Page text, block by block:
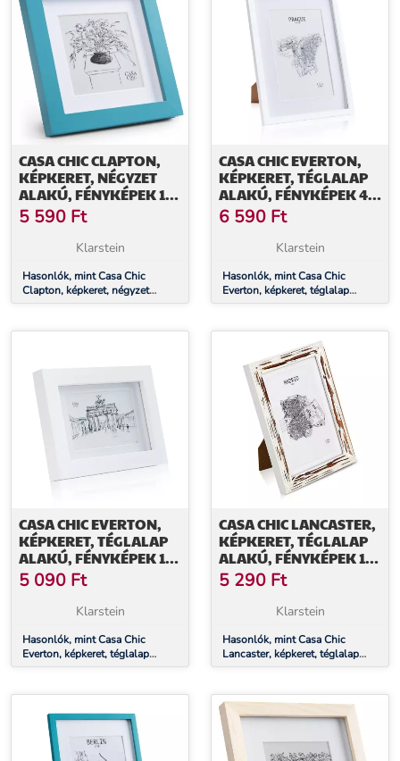
CASA CHIC CLAPTON,
KÉPKERET, NÉGYZET
ALAKÚ, FÉNYKÉPEK 15
X 15 CM, PASZPARTU,
ÜVEG
5 590 Ft
Klarstein
Hasonlók, mint Casa Chic
Clapton, képkeret, négyzet
alakú, fényképek 15 x 15 cm,
CASA CHIC EVERTON,
KÉPKERET, TÉGLALAP
ALAKÚ, FÉNYKÉPEK 40
X 30 CM, PASZPARTU,
ÜVEG
6 590 Ft
Klarstein
Hasonlók, mint Casa Chic
Everton, képkeret, téglalap
alakú, fényképek 40 x 30 cm,
CASA CHIC EVERTON,
KÉPKERET, TÉGLALAP
ALAKÚ, FÉNYKÉPEK 14
X 9 CM, PASZPARTU,
ÜVEG
5 090 Ft
Klarstein
Hasonlók, mint Casa Chic
Everton, képkeret, téglalap
alakú, fényképek 14 x 9 cm,
CASA CHIC LANCASTER,
KÉPKERET, TÉGLALAP
ALAKÚ, FÉNYKÉPEK 17
X 12 CM, PASZPARTU, FA
5 290 Ft
Klarstein
Hasonlók, mint Casa Chic
Lancaster, képkeret, téglalap
alakú, fényképek 17 x 12 cm,